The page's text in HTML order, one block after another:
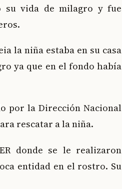
su vida de milagro y fue
la niña estaba en su casa
ya que en el fondo había
por la Dirección Nacional
rescatar a la niña.
donde se le realizaron
entidad en el rostro. Su